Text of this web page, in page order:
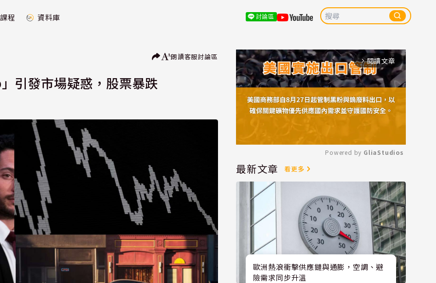
課程 資料庫 討論區
朗讀客服討論區
引發市場疑惑，股票暴跌
arrow_forward_ios 閱讀文章
Mute
Powered by GliaStudios
最新文章 看更多
歐洲熱浪衝擊供應鏈與通膨，空調、避
險需求同步升溫